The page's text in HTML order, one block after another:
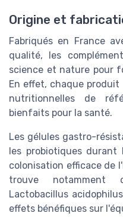
Origine et
Fabriqués en France
qualité, les
science et nature pour
En effet, chaque
nutritionnelles de
bienfaits pour la santé.
Les gélules gastro-
les probiotiques
colonisation efficace de
trouve notamment
Lactobacillus
effets bénéfiques sur